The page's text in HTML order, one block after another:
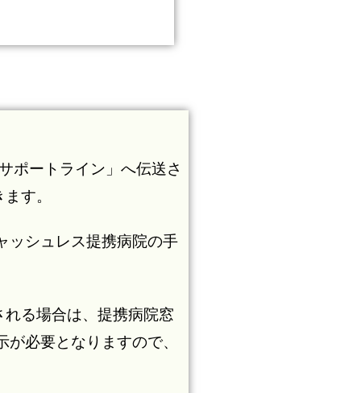
ポートライン」へ伝送さ
す。
ッシュレス提携病院の手
る場合は、提携病院窓
必要となりますので、